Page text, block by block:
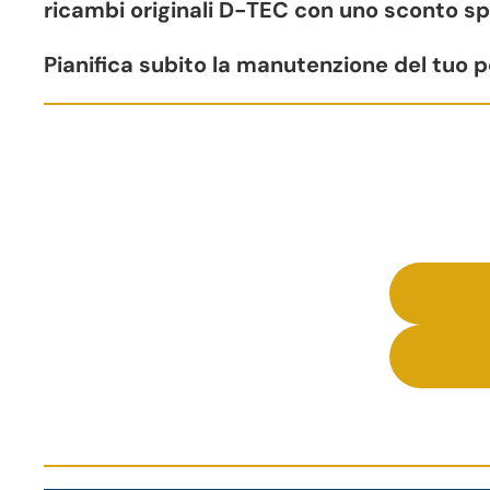
ricambi originali D-TEC con uno sconto
Pianifica subito la manutenzione del tuo